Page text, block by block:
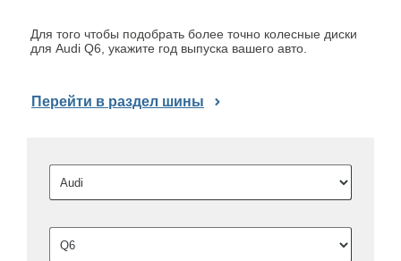
Для того чтобы подобрать более точно колесные диски
для Audi Q6, укажите год выпуска вашего авто.
Перейти в раздел шины